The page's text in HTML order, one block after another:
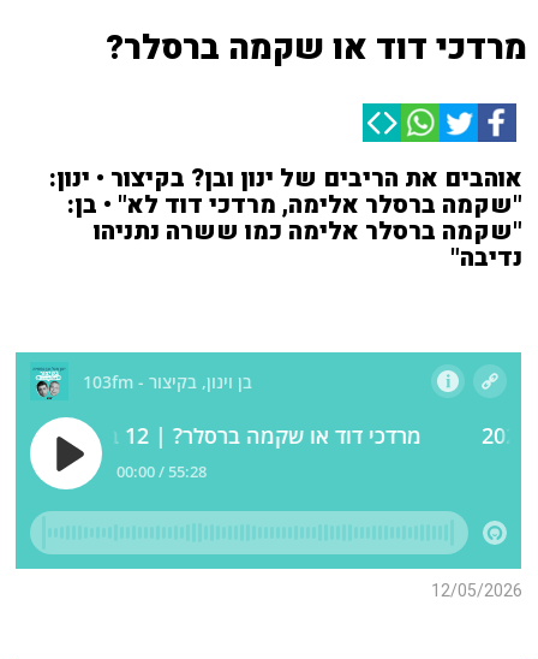
מרדכי דוד או שקמה ברסלר?
אוהבים את הריבים של ינון ובן? בקיצור • ינון:
"שקמה ברסלר אלימה, מרדכי דוד לא" • בן:
"שקמה ברסלר אלימה כמו ששרה נתניהו
נדיבה"
12/05/2026